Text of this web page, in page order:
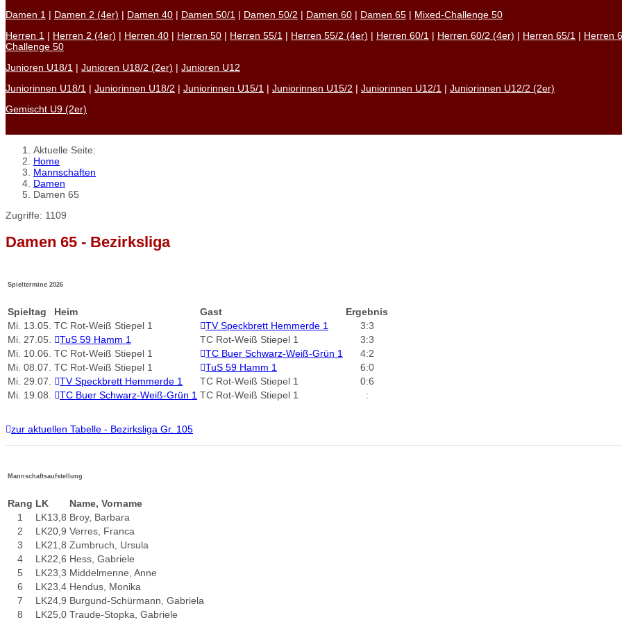
Damen 1 | Damen 2 (4er) | Damen 40 | Damen 50/1 | Damen 50/2 | Damen 60 | Damen 65 | Mixed-Challenge 50
Herren 1 | Herren 2 (4er) | Herren 40 | Herren 50 | Herren 55/1 | Herren 55/2 (4er) | Herren 60/1 | Herren 60/2 (4er) | Herren 65/1 | Herren
Challenge 50
Junioren U18/1 | Junioren U18/2 (2er) | Junioren U12
Juniorinnen U18/1 | Juniorinnen U18/2 | Juniorinnen U15/1 | Juniorinnen U15/2 | Juniorinnen U12/1 | Juniorinnen U12/2 (2er)
Gemischt U9 (2er)
Aktuelle Seite:
Home
Mannschaften
Damen
Damen 65
Zugriffe: 1109
Damen 65 - Bezirksliga
Spieltermine 2026
Spieltag Heim Gast
Ergebnis
Mi. 13.05. TC Rot-Weiß Stiepel 1 TV Speckbrett Hemmerde 1
3:3
Mi. 27.05. TuS 59 Hamm 1 TC Rot-Weiß Stiepel 1
3:3
Mi. 10.06. TC Rot-Weiß Stiepel 1 TC Buer Schwarz-Weiß-Grün 1
4:2
Mi. 08.07. TC Rot-Weiß Stiepel 1 TuS 59 Hamm 1
6:0
Mi. 29.07. TV Speckbrett Hemmerde 1 TC Rot-Weiß Stiepel 1
0:6
Mi. 19.08. TC Buer Schwarz-Weiß-Grün 1 TC Rot-Weiß Stiepel 1 :
zur aktuellen Tabelle - Bezirksliga Gr. 105
Mannschaftsaufstellung
Rang LK
Name, Vorname
1
LK13,8 Broy, Barbara
2
LK20,9 Verres, Franca
3
LK21,8 Zumbruch, Ursula
4
LK22,6 Hess, Gabriele
5
LK23,3 Middelmenne, Anne
6
LK23,4 Hendus, Monika
7
LK24,9 Burgund-Schürmann, Gabriela
8
LK25,0 Traude-Stopka, Gabriele